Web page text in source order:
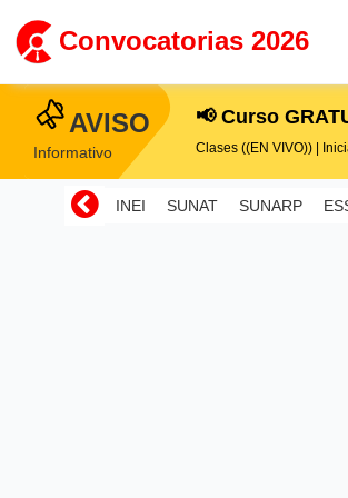
Convocatorias 2026
AVISO
Informativo
📢 Curso
Clases ((EN VIVO)) |
INEI SUNAT SUNARP